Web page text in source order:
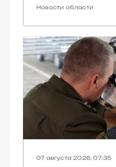
Новости области
07 августа 2026, 07:35